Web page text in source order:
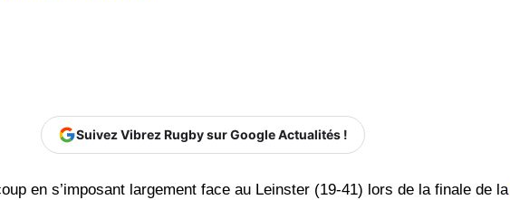
Suivez Vibrez Rugby sur Google Actualités !
en s’imposant largement face au Leinster (19-41) lors de la finale de la